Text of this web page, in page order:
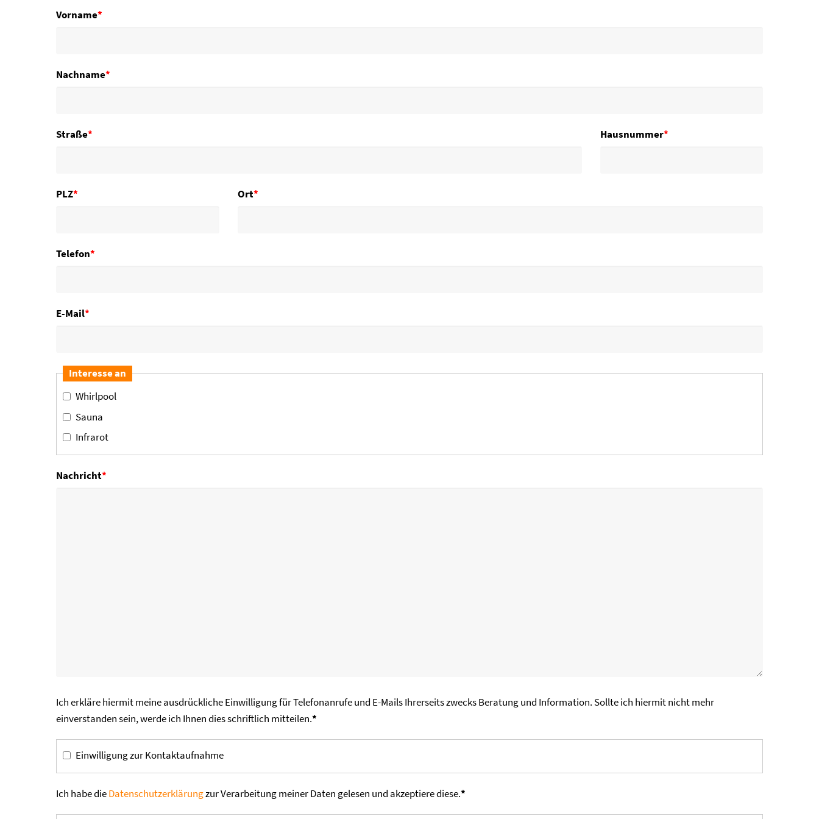
Vorname*
Nachname*
Straße* Hausnummer*
PLZ* Ort*
Telefon*
E-Mail*
Interesse an
Whirlpool
Sauna
Infrarot
Nachricht*
Ich erkläre hiermit meine ausdrückliche Einwilligung für Telefonanrufe und E-Mails Ihrerseits zwecks Beratung und Information. Sollte ich hiermit nicht mehr
einverstanden sein, werde ich Ihnen dies schriftlich mitteilen.*
Einwilligung zur Kontaktaufnahme
Ich habe dieDatenschutzerklärungzur Verarbeitung meiner Daten gelesen und akzeptiere diese.*